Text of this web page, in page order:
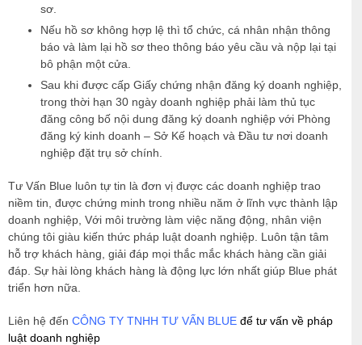
sơ.
Nếu hồ sơ không hợp lệ thì tổ chức, cá nhân nhận thông
báo và làm lại hồ sơ theo thông báo yêu cầu và nộp lại tại
bô phận một cửa.
Sau khi được cấp Giấy chứng nhận đăng ký doanh nghiệp,
trong thời hạn 30 ngày doanh nghiệp phải làm thủ tục
đăng công bố nội dung đăng ký doanh nghiệp với Phòng
đăng ký kinh doanh – Sở Kế hoạch và Đầu tư nơi doanh
nghiệp đặt trụ sở chính.
Tư Vấn Blue luôn tự tin là đơn vị được các doanh nghiệp trao
niềm tin, được chứng minh trong nhiều năm ở lĩnh vực thành lập
doanh nghiệp, Với môi trường làm việc năng động, nhân viện
chúng tôi giàu kiến thức pháp luật doanh nghiệp. Luôn tận tâm
hỗ trợ khách hàng, giải đáp mọi thắc mắc khách hàng cần giải
đáp. Sự hài lòng khách hàng là động lực lớn nhất giúp Blue phát
triển hơn nữa.
Liên hệ đến CÔNG TY TNHH TƯ VẤN BLUE để tư vấn về pháp
luật doanh nghiệp